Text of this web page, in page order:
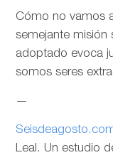
Cómo no vamos
semejante misión
adoptado evoca
somos seres
—
Leal. Un estudio